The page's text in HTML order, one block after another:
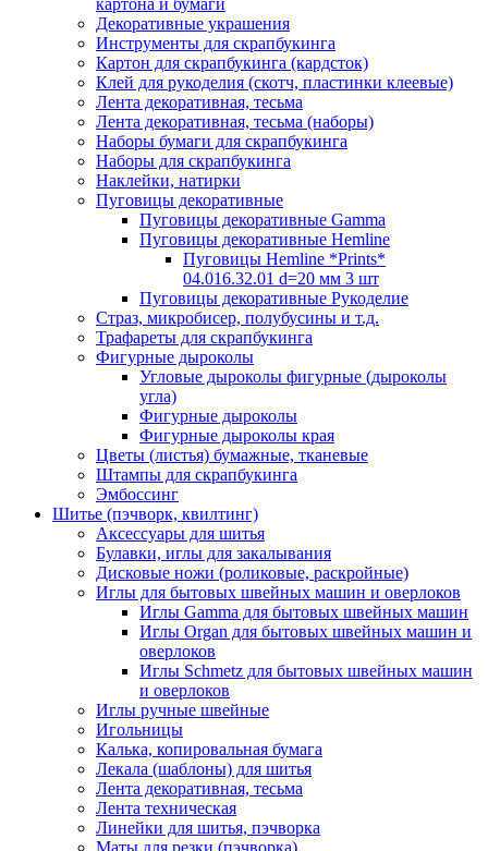
картона и бумаги
Декоративные украшения
Инструменты для скрапбукинга
Картон для скрапбукинга (кардсток)
Клей для рукоделия (скотч, пластинки клеевые)
Лента декоративная, тесьма
Лента декоративная, тесьма (наборы)
Наборы бумаги для скрапбукинга
Наборы для скрапбукинга
Наклейки, натирки
Пуговицы декоративные
Пуговицы декоративные Gamma
Пуговицы декоративные Hemline
Пуговицы Hemline *Prints*
04.016.32.01 d=20 мм 3 шт
Пуговицы декоративные Рукоделие
Страз, микробисер, полубусины и т.д.
Трафареты для скрапбукинга
Фигурные дыроколы
Угловые дыроколы фигурные (дыроколы
угла)
Фигурные дыроколы
Фигурные дыроколы края
Цветы (листья) бумажные, тканевые
Штампы для скрапбукинга
Эмбоссинг
Шитье (пэчворк, квилтинг)
Аксессуары для шитья
Булавки, иглы для закалывания
Дисковые ножи (роликовые, раскройные)
Иглы для бытовых швейных машин и оверлоков
Иглы Gamma для бытовых швейных машин
Иглы Organ для бытовых швейных машин и
оверлоков
Иглы Schmetz для бытовых швейных машин
и оверлоков
Иглы ручные швейные
Игольницы
Калька, копировальная бумага
Лекала (шаблоны) для шитья
Лента декоративная, тесьма
Лента техническая
Линейки для шитья, пэчворка
Маты для резки (пэчворка)